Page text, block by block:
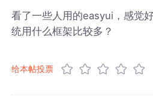
看了一些人用的easyui，感觉
统用什么框架比较多？
给本帖投票